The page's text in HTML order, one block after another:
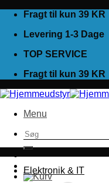
Fortsæt
indhold
Fragt til kun 39 KR
Levering 1-3 Dage
TOP SERVICE
Fragt til kun 39 KR
Menu
Søg
efter:
Elektronik & IT